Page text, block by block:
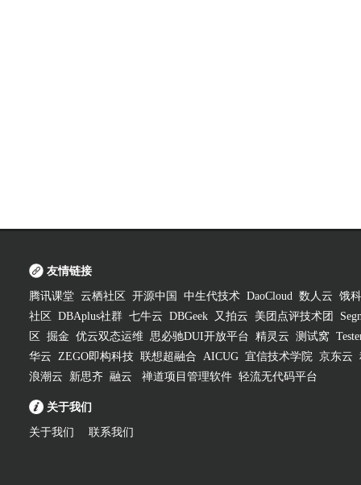
友情链接
腾讯课堂 云栖社区 开源中国 中生代技术 DaoCloud 数人云 饿
社区
DBAplus社群 七牛云 DBGeek 又拍云 美团点评技术团
区
掘金 优云双态运维 思必驰DUI开放平台 精灵云 测试窝
华云 ZEGO即构科技 联想超融合 AICUG 宜信技术学院 京东云
浪潮云
新思齐 融云 禅道项目管理软件 轻流无代码平台
关于我们
关于我们 联系我们